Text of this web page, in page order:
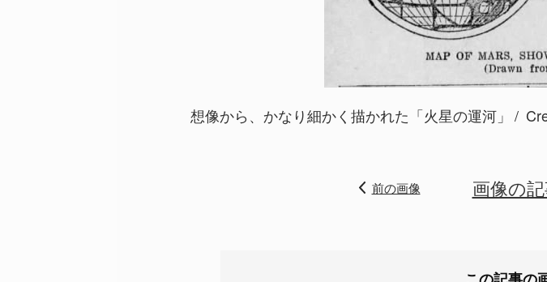
想像から、かなり細かく描かれた「火星の運河」
前の画像 画像の